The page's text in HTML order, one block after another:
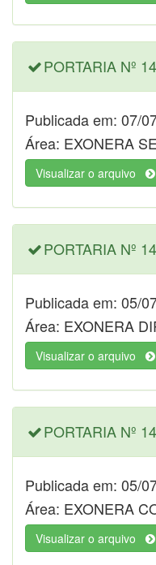
PORTARIA Nº
Publicada em: 07/
Área: EXONERA
Visualizar o arquivo
PORTARIA Nº
Publicada em: 05/
Área: EXONERA
Visualizar o arquivo
PORTARIA Nº
Publicada em: 05/
Área: EXONERA
Visualizar o arquivo